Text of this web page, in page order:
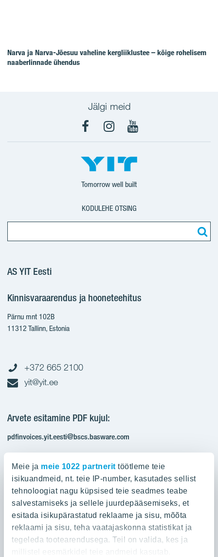
Meie ja meie 1022 partnerit töötleme teie
isikuandmeid, nt. teie IP-number, kasutades sellist
tehnoloogiat nagu küpsised teie seadmes teabe
salvestamiseks ja sellele juurdepääsemiseks, et
esitada isikupärastatud reklaame ja sisu, mõõta
reklaami ja sisu, teha vaatajaskonna statistikat ja
tegeleda tootearendusega. Teil on valida, kes ja
Narva ja Narva-Jõesuu vaheline kergliiklustee – kõige rohelisem
naaberlinnade ühendus
Jälgi meid
FacebookInstagram
YouTube
Tomorrow well built
KODULEHE OTSING
AS YIT Eesti
Kinnisvaraarendus ja hooneteehitus
Pärnu mnt 102B
11312 Tallinn, Estonia
+372 665 2100
yit@yit.ee
Arvete esitamine PDF kujul:
pdfinvoices.yit.eesti@bscs.basware.com
KMKR: EE100210897
Ettevõttest
Ettevõttest
YIT Group